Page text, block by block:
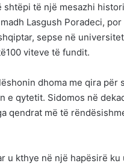
shtëpi të një mesazhi
Lasgush Poradeci,
sepse në
viteve të fundit.
dhoma me qira
e qytetit. Sidomos në
qendrat më të
u kthye në një hapësirë